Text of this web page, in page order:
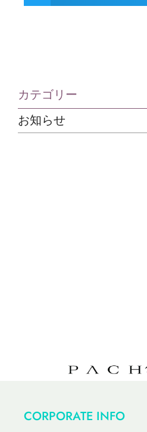
カテゴリー
お知らせ
CORPORATE INFO